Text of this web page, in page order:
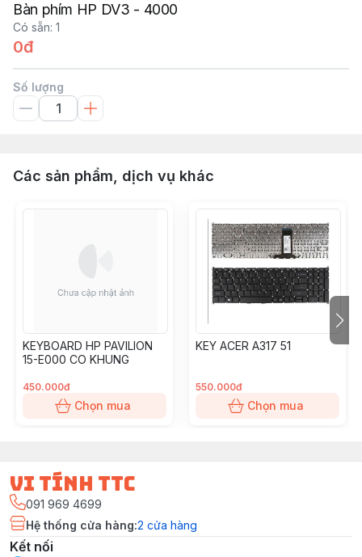
Bàn phím HP DV3 - 4000
Có sẵn: 1
0đ
Số lượng
Các sản phẩm, dịch vụ khác
KEYBOARD HP PAVILION
15-E000 CO KHUNG
450.000đ
Chọn mua
KEY ACER A317 51
550.000đ
Chọn mua
vi tính ttc
091 969 4699
Hệ thống cửa hàng:2 cửa hàng
Kết nối